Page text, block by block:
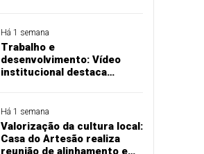
Há 1 semana
Trabalho e
desenvolvimento: Vídeo
institucional destaca
do Rio Claro
Há 1 semana
Valorização da cultura local:
Casa do Artesão realiza
reunião de alinhamento e